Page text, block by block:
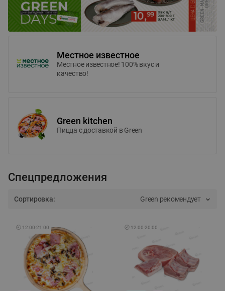
Местное известное
Местное известное! 100% вкус и
качество!
Green kitchen
Пицца c доставкой в Green
Спецпредложения
Сортировка: Green рекомендует
🕘 12:00-21:00 🕘 12:00-20:00